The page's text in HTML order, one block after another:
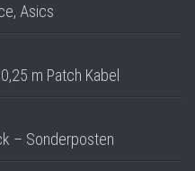
Asics
m Patch Kabel
– Sonderposten